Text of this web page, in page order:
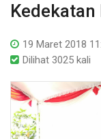
19 Maret 2018
Dilihat 3025 kali